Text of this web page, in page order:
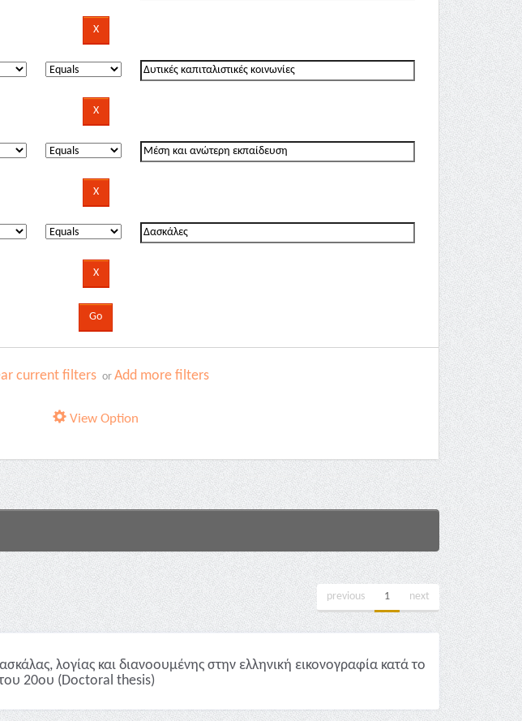
current filters orAdd more filters
View Option
previous 1 next
λoγίας και διανοουμένης στην ελληνική εικονογραφία κατά το
20ου (Doctoral thesis)